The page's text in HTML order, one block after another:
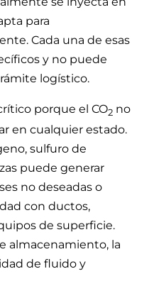
para
Cada una de esas
y no puede
logístico.
porque el CO2 no
en cualquier estado.
sulfuro de
puede generar
no deseadas o
con ductos,
de superficie.
almacenamiento, la
de fluido y